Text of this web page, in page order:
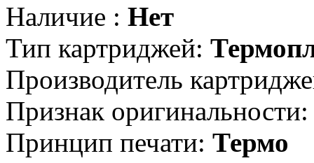
Наличие : Нет
Тип картриджей:
Производитель
Признак оригинальности:
Принцип печати: Термо